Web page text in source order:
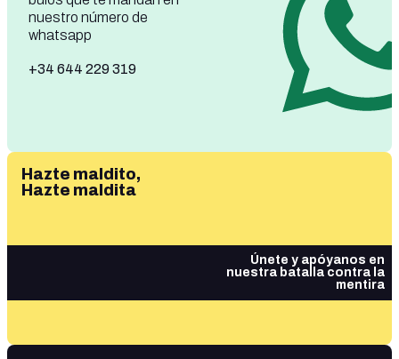
nuestro número de
whatsapp
+34 644 229 319
Hazte maldito,
Hazte maldita
Únete y apóyanos en
nuestra batalla contra la
mentira